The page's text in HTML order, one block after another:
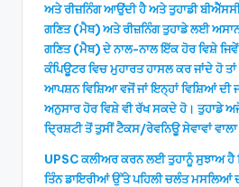
ਅਤੇ ਰੀਜ਼ਨਿੰਗ ਆਉਂਦੀ ਹੈ ਅਤੇ ਤੁਹਾਡੀ
ਗਣਿਤ (ਮੈਥ) ਅਤੇ ਰੀਜ਼ਨਿੰਗ ਤੁਹਾਡੇ ਲਈ
ਗਣਿਤ (ਮੈਥ) ਦੇ ਨਾਲ-ਨਾਲ ਇੱਕ ਹੋਰ ਵਿਸ਼ੇ ਜਿਵੇਂ
ਕੰਪਿਊਟਰ ਵਿਚ ਮੁਹਾਰਤ ਹਾਸਲ ਕਰ ਜਾਂਦੇ ਹੋ
ਆਪਸ਼ਨ ਵਿਸ਼ਿਆ ਵਜੋਂ ਜਾਂ ਇਨ੍ਹਾਂ ਵਿਸ਼ਿਆਂ ਦੀ
ਅਨੁਸਾਰ ਹੋਰ ਵਿਸ਼ੇ ਵੀ ਰੱਖ ਸਕਦੇ ਹੋ। ਤੁਹਾਡੇ
ਦ੍ਰਿਸ਼ਟੀ ਤੋਂ ਤੁਸੀਂ ਟੈਕਸ/ਰੇਵਨਿਊ ਸੇਵਾਵਾਂ
UPSC ਕਲੀਅਰ ਕਰਨ ਲਈ ਤੁਹਾਨੂੰ ਸੁਝਾਅ ਹੈ
ਤਿੰਨ ਡਾਇਰੀਆਂ ਉੱਤੇ ਪਹਿਲੀ ਚਲੰਤ ਮਸਲਿਆਂ